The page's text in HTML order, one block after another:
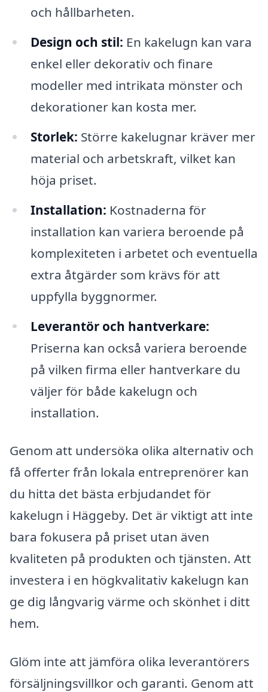
och hållbarheten.
Design och stil: En kakelugn kan vara
enkel eller dekorativ och finare
modeller med intrikata mönster och
dekorationer kan kosta mer.
Storlek: Större kakelugnar kräver mer
material och arbetskraft, vilket kan
höja priset.
Installation: Kostnaderna för
installation kan variera beroende på
komplexiteten i arbetet och eventuella
extra åtgärder som krävs för att
uppfylla byggnormer.
Leverantör och hantverkare:
Priserna kan också variera beroende
på vilken firma eller hantverkare du
väljer för både kakelugn och
installation.
Genom att undersöka olika alternativ och
få offerter från lokala entreprenörer kan
du hitta det bästa erbjudandet för
kakelugn i Häggeby. Det är viktigt att inte
bara fokusera på priset utan även
kvaliteten på produkten och tjänsten. Att
investera i en högkvalitativ kakelugn kan
ge dig långvarig värme och skönhet i ditt
hem.
Glöm inte att jämföra olika leverantörers
försäljningsvillkor och garanti. Genom att